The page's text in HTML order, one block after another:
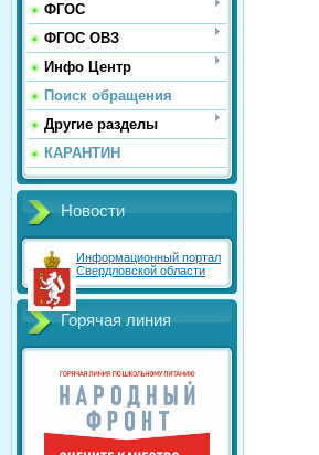
ФГОС
ФГОС ОВЗ
Инфо Центр
Поиск обращения
Другие разделы
КАРАНТИН
Новости
Информационный портал
Свердловской области
Горячая линия